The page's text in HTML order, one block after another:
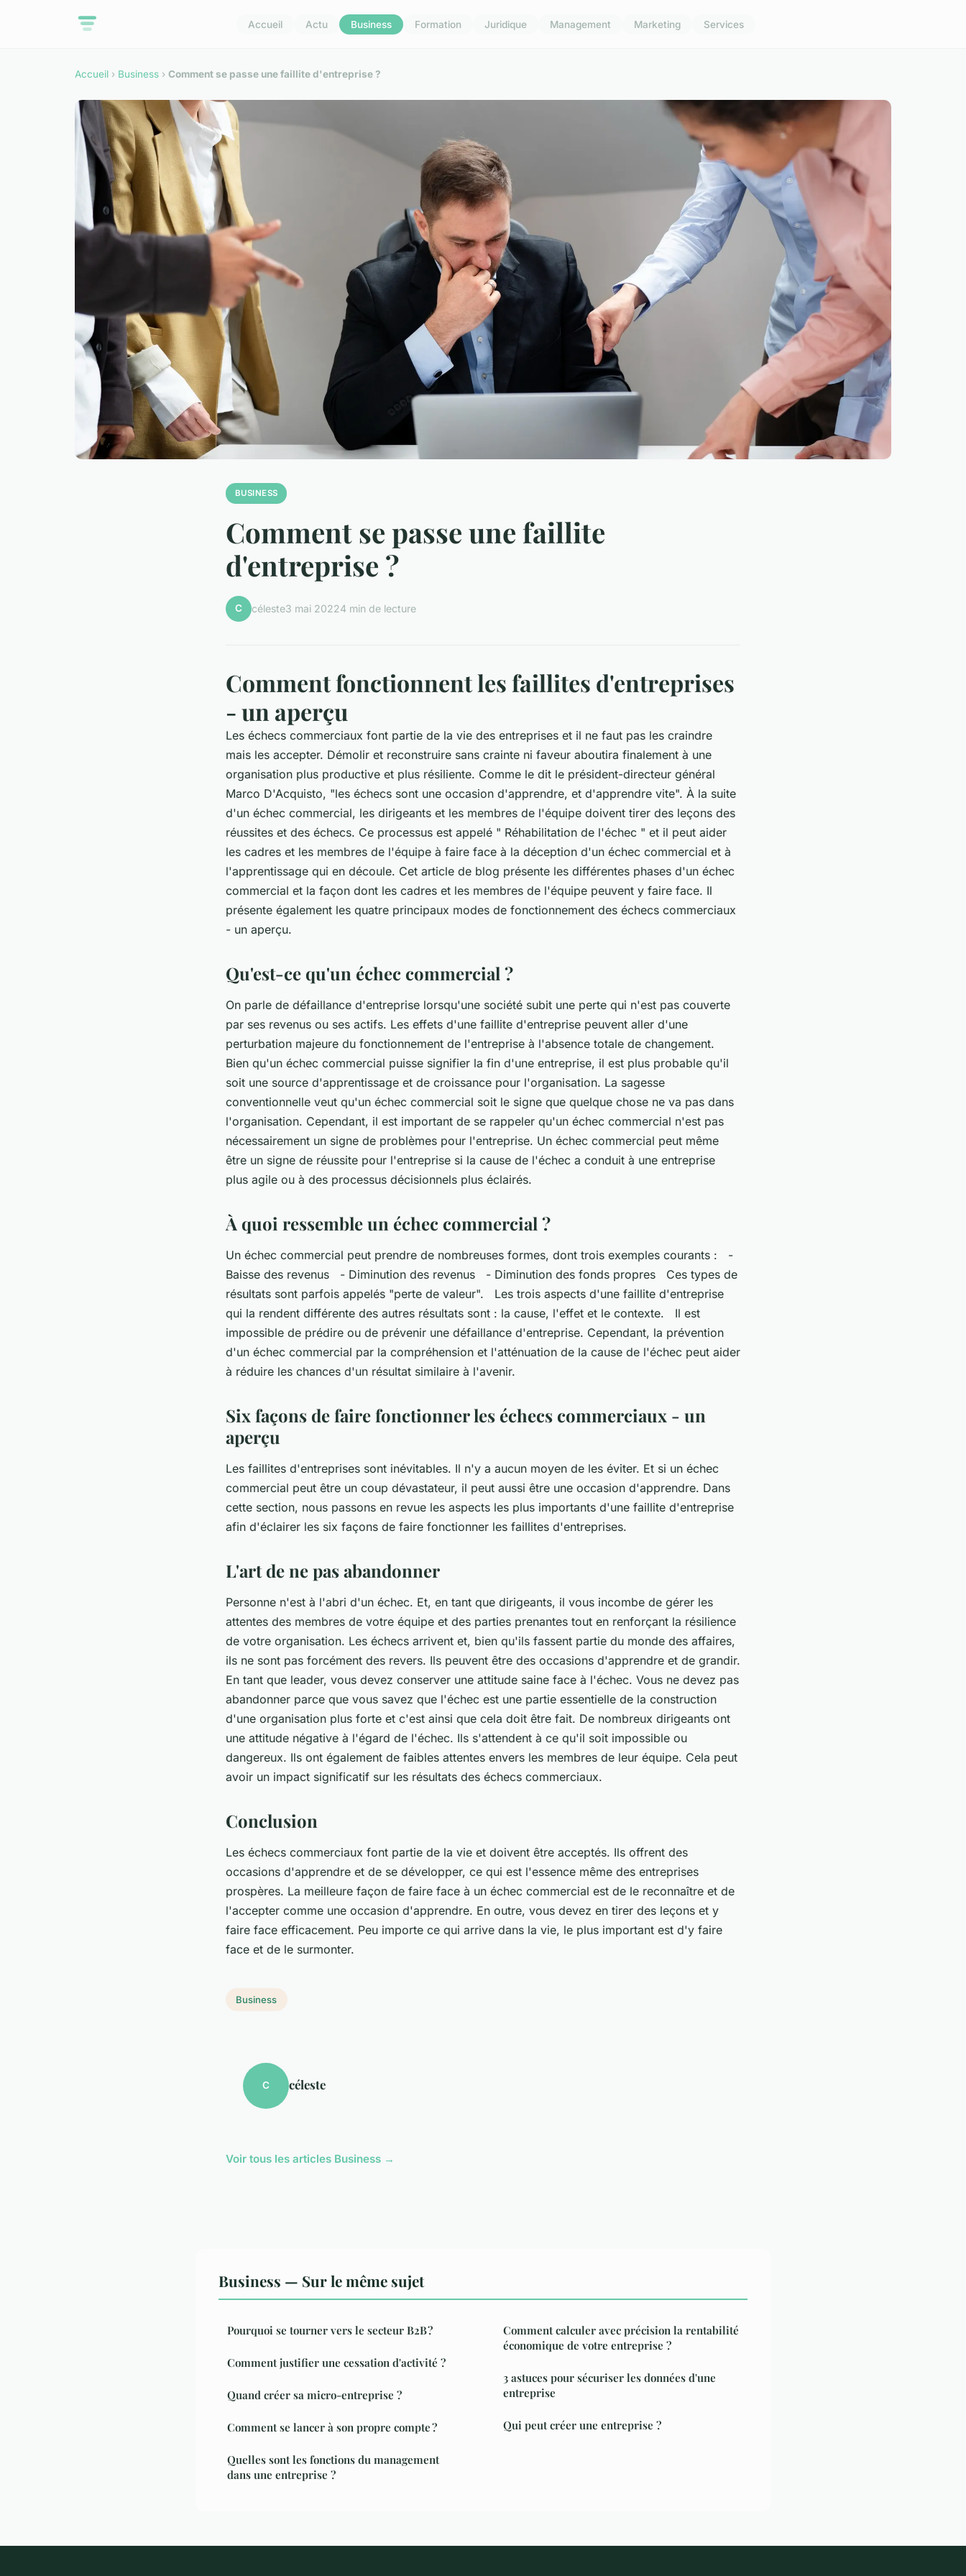
Accueil Actu Business Formation Juridique Management Marketing Services
Accueil › Business › Comment se passe une faillite d'entreprise ?
BUSINESS
Comment se passe une faillite
d'entreprise ?
C céleste3 mai 20224 min de lecture
Comment fonctionnent les faillites d'entreprises
- un aperçu
Les échecs commerciaux font partie de la vie des entreprises et il ne faut pas les craindre
mais les accepter. Démolir et reconstruire sans crainte ni faveur aboutira finalement à une
organisation plus productive et plus résiliente. Comme le dit le président-directeur général
Marco D'Acquisto, "les échecs sont une occasion d'apprendre, et d'apprendre vite". À la suite
d'un échec commercial, les dirigeants et les membres de l'équipe doivent tirer des leçons des
réussites et des échecs. Ce processus est appelé " Réhabilitation de l'échec " et il peut aider
les cadres et les membres de l'équipe à faire face à la déception d'un échec commercial et à
l'apprentissage qui en découle. Cet article de blog présente les différentes phases d'un échec
commercial et la façon dont les cadres et les membres de l'équipe peuvent y faire face. Il
présente également les quatre principaux modes de fonctionnement des échecs commerciaux
- un aperçu.
Qu'est-ce qu'un échec commercial ?
On parle de défaillance d'entreprise lorsqu'une société subit une perte qui n'est pas couverte
par ses revenus ou ses actifs. Les effets d'une faillite d'entreprise peuvent aller d'une
perturbation majeure du fonctionnement de l'entreprise à l'absence totale de changement.
Bien qu'un échec commercial puisse signifier la fin d'une entreprise, il est plus probable qu'il
soit une source d'apprentissage et de croissance pour l'organisation. La sagesse
conventionnelle veut qu'un échec commercial soit le signe que quelque chose ne va pas dans
l'organisation. Cependant, il est important de se rappeler qu'un échec commercial n'est pas
nécessairement un signe de problèmes pour l'entreprise. Un échec commercial peut même
être un signe de réussite pour l'entreprise si la cause de l'échec a conduit à une entreprise
plus agile ou à des processus décisionnels plus éclairés.
À quoi ressemble un échec commercial ?
Un échec commercial peut prendre de nombreuses formes, dont trois exemples courants : -
Baisse des revenus - Diminution des revenus - Diminution des fonds propres Ces types de
résultats sont parfois appelés "perte de valeur". Les trois aspects d'une faillite d'entreprise
qui la rendent différente des autres résultats sont : la cause, l'effet et le contexte. Il est
impossible de prédire ou de prévenir une défaillance d'entreprise. Cependant, la prévention
d'un échec commercial par la compréhension et l'atténuation de la cause de l'échec peut aider
à réduire les chances d'un résultat similaire à l'avenir.
Six façons de faire fonctionner les échecs commerciaux - un
aperçu
Les faillites d'entreprises sont inévitables. Il n'y a aucun moyen de les éviter. Et si un échec
commercial peut être un coup dévastateur, il peut aussi être une occasion d'apprendre. Dans
cette section, nous passons en revue les aspects les plus importants d'une faillite d'entreprise
afin d'éclairer les six façons de faire fonctionner les faillites d'entreprises.
L'art de ne pas abandonner
Personne n'est à l'abri d'un échec. Et, en tant que dirigeants, il vous incombe de gérer les
attentes des membres de votre équipe et des parties prenantes tout en renforçant la résilience
de votre organisation. Les échecs arrivent et, bien qu'ils fassent partie du monde des affaires,
ils ne sont pas forcément des revers. Ils peuvent être des occasions d'apprendre et de grandir.
En tant que leader, vous devez conserver une attitude saine face à l'échec. Vous ne devez pas
abandonner parce que vous savez que l'échec est une partie essentielle de la construction
d'une organisation plus forte et c'est ainsi que cela doit être fait. De nombreux dirigeants ont
une attitude négative à l'égard de l'échec. Ils s'attendent à ce qu'il soit impossible ou
dangereux. Ils ont également de faibles attentes envers les membres de leur équipe. Cela peut
avoir un impact significatif sur les résultats des échecs commerciaux.
Conclusion
Les échecs commerciaux font partie de la vie et doivent être acceptés. Ils offrent des
occasions d'apprendre et de se développer, ce qui est l'essence même des entreprises
prospères. La meilleure façon de faire face à un échec commercial est de le reconnaître et de
l'accepter comme une occasion d'apprendre. En outre, vous devez en tirer des leçons et y
faire face efficacement. Peu importe ce qui arrive dans la vie, le plus important est d'y faire
face et de le surmonter.
Business
C céleste
Voir tous les articles Business →
Business — Sur le même sujet
Pourquoi se tourner vers le secteur B2B ?
Comment justifier une cessation d'activité ?
Quand créer sa micro-entreprise ?
Comment se lancer à son propre compte ?
Quelles sont les fonctions du management
dans une entreprise ?
Comment calculer avec précision la rentabilité
économique de votre entreprise ?
3 astuces pour sécuriser les données d'une
entreprise
Qui peut créer une entreprise ?